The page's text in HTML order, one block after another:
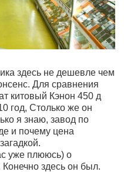
здесь не дешевле чем
Для сравнения
китовый Кэнон 450 д
год, Столько же он
я знаю, завод по
и почему цена
уже плююсь) о
здесь он был.